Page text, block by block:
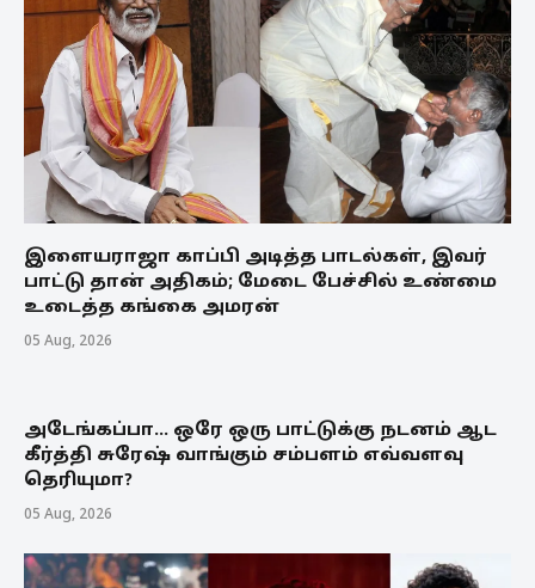
இளையராஜா காப்பி அடித்த பாடல்கள், இவர்
பாட்டு தான் அதிகம்; மேடை பேச்சில் உண்மை
உடைத்த கங்கை அமரன்
05 Aug, 2026
அடேங்கப்பா... ஒரே ஒரு பாட்டுக்கு நடனம் ஆட
கீர்த்தி சுரேஷ் வாங்கும் சம்பளம் எவ்வளவு
தெரியுமா?
05 Aug, 2026